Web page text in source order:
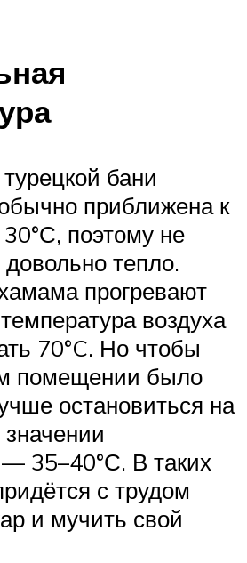
бани
приближена к
поэтому не
тепло.
прогревают
воздуха
70°C. Но чтобы
помещении было
остановиться на
35–40°С. В таких
с трудом
и мучить свой